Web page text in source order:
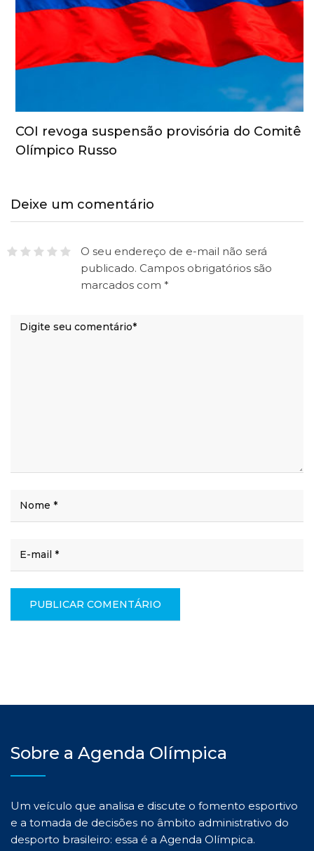
COI revoga suspensão provisória do Comitê
Olímpico Russo
Deixe um comentário
O seu endereço de e-mail não será
publicado. Campos obrigatórios são
marcados com *
Sobre a Agenda Olímpica
Um veículo que analisa e discute o fomento esportivo
e a tomada de decisões no âmbito administrativo do
desporto brasileiro: essa é a Agenda Olímpica.